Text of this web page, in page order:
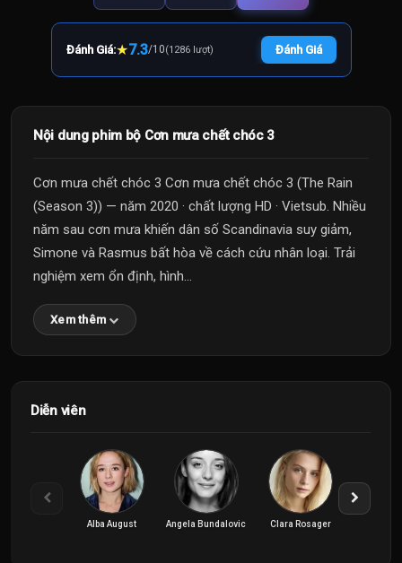
Đánh Giá:★7.3/10(1286 lượt) Đánh Giá
Nội dung phim bộ Cơn mưa chết chóc 3
Cơn mưa chết chóc 3 Cơn mưa chết chóc 3 (The Rain
(Season 3)) — năm 2020 · chất lượng HD · Vietsub. Nhiều
năm sau cơn mưa khiến dân số Scandinavia suy giảm,
Simone và Rasmus bất hòa về cách cứu nhân loại. Trải
nghiệm xem ổn định, hình...
Xem thêm
Diễn viên
Alba August Angela Bundalovic Clara Rosager